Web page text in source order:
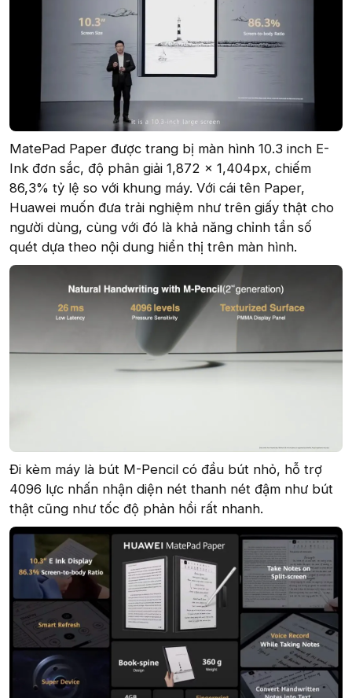
MatePad Paper được trang bị màn hình 10.3 inch E-
Ink đơn sắc, độ phân giải 1,872 x 1,404px, chiếm
86,3% tỷ lệ so với khung máy. Với cái tên Paper,
Huawei muốn đưa trải nghiệm như trên giấy thật cho
người dùng, cùng với đó là khả năng chỉnh tần số
quét dựa theo nội dung hiển thị trên màn hình.
Đi kèm máy là bút M-Pencil có đầu bút nhỏ, hỗ trợ
4096 lực nhấn nhận diện nét thanh nét đậm như bút
thật cũng như tốc độ phản hồi rất nhanh.